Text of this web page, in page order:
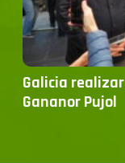
Galicia
Gananor Pujol